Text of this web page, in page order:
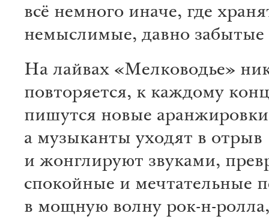
всё немного иначе, где
немыслимые, давно забытые
На лайвах «Мелководье»
повторяется, к каждому
пишутся новые
а музыканты уходят в отрыв
и жонглируют звуками,
спокойные и мечтательные
в мощную волну рок-н-